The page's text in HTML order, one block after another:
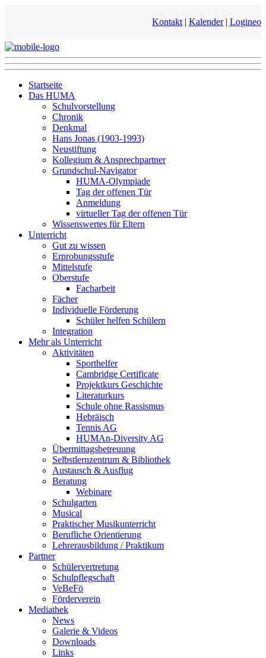
Kontakt | Kalender| Logineo
Startseite
Das HUMA
Schulvorstellung
Chronik
Denkmal
Hans Jonas (1903-1993)
Neustiftung
Kollegium & Ansprechpartner
Grundschul-Navigator
HUMA-Olympiade
Tag der offenen Tür
Anmeldung
virtueller Tag der offenen Tür
Wissenswertes für Eltern
Unterricht
Gut zu wissen
Erprobungsstufe
Mittelstufe
Oberstufe
Facharbeit
Fächer
Individuelle Förderung
Schüler helfen Schülern
Integration
Mehr als Unterricht
Aktivitäten
Sporthelfer
Cambridge Certificate
Projektkurs Geschichte
Literaturkurs
Schule ohne Rassismus
Hebräisch
Tennis AG
HUMAn-Diversity AG
Übermittagsbetreuung
Selbstlernzentrum & Bibliothek
Austausch & Ausflug
Beratung
Webinare
Schulgarten
Musical
Praktischer Musikunterricht
Berufliche Orientierung
Lehrerausbildung / Praktikum
Partner
Schülervertretung
Schulpflegschaft
VeBeFö
Förderverein
Mediathek
News
Galerie & Videos
Downloads
Links